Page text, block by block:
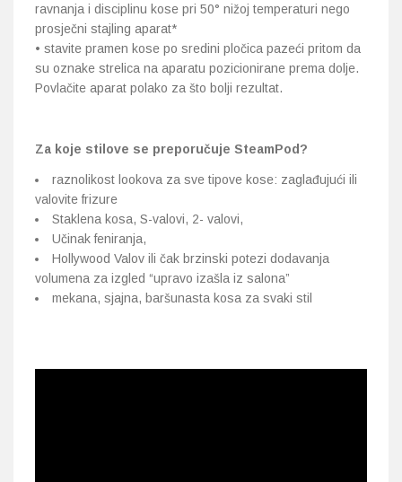
ravnanja i disciplinu kose pri 50° nižoj temperaturi nego
prosječni stajling aparat*
• stavite pramen kose po sredini pločica pazeći pritom da
su oznake strelica na aparatu pozicionirane prema dolje.
Povlačite aparat polako za što bolji rezultat.
Za koje stilove se preporučuje SteamPod?
raznolikost lookova za sve tipove kose: zaglađujući ili
valovite frizure
Staklena kosa, S-valovi, 2- valovi,
Učinak feniranja,
Hollywood Valov ili čak brzinski potezi dodavanja
volumena za izgled “upravo izašla iz salona”
mekana, sjajna, baršunasta kosa za svaki stil